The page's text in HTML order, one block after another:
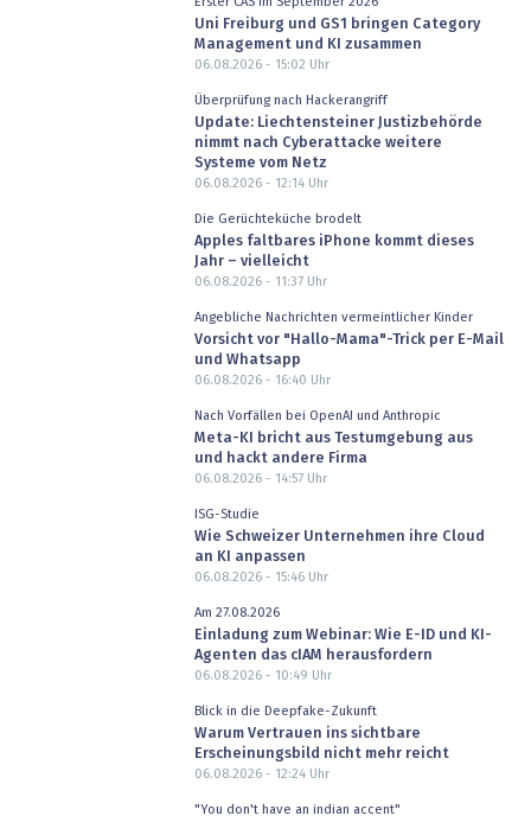
Uni Freiburg und GS1 bringen Category
Management und KI zusammen
06.08.2026 - 15:02 Uhr
Überprüfung nach Hackerangriff
Update: Liechtensteiner Justizbehörde
nimmt nach Cyberattacke weitere
Systeme vom Netz
06.08.2026 - 12:14Uhr
Die Gerüchteküche brodelt
Apples faltbares iPhone kommt dieses
Jahr – vielleicht
06.08.2026 - 11:37Uhr
Angebliche Nachrichten vermeintlicher Kinder
Vorsicht vor "Hallo-Mama"-Trick per E-Mail
und Whatsapp
06.08.2026 - 16:40 Uhr
Nach Vorfällen bei OpenAI und Anthropic
Meta-KI bricht aus Testumgebung aus
und hackt andere Firma
06.08.2026 - 14:57Uhr
ISG-Studie
Wie Schweizer Unternehmen ihre Cloud
an KI anpassen
06.08.2026 - 15:46Uhr
Am 27.08.2026
Einladung zum Webinar: Wie E-ID und KI-
Agenten das cIAM herausfordern
06.08.2026 - 10:49 Uhr
Blick in die Deepfake-Zukunft
Warum Vertrauen ins sichtbare
Erscheinungsbild nicht mehr reicht
06.08.2026 - 12:24Uhr
"You don't have an indian accent"